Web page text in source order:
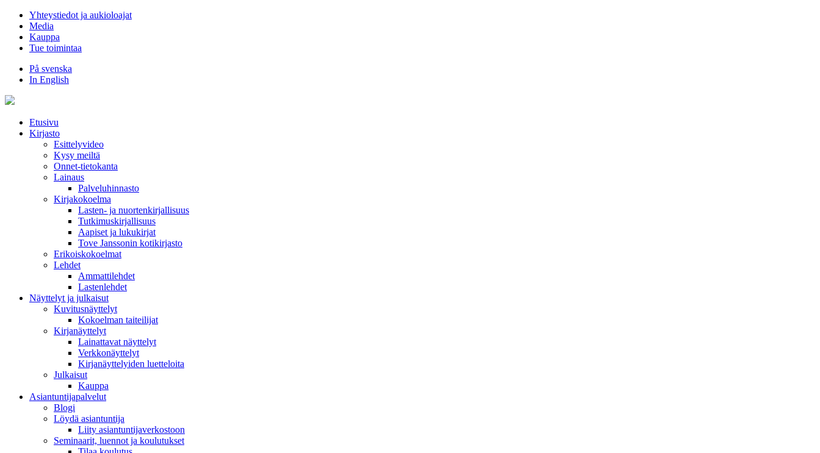
Hyppää
sisältöön
Yhteystiedot ja aukioloajat
Media
Kauppa
Tue toimintaa
På svenska
In English
Etusivu
Kirjasto
Esittelyvideo
Kysy meiltä
Onnet-tietokanta
Lainaus
Palveluhinnasto
Kirjakokoelma
Lasten- ja nuortenkirjallisuus
Tutkimuskirjallisuus
Aapiset ja lukukirjat
Tove Janssonin kotikirjasto
Erikoiskokoelmat
Lehdet
Ammattilehdet
Lastenlehdet
Näyttelyt ja julkaisut
Kuvitusnäyttelyt
Kokoelman taiteilijat
Kirjanäyttelyt
Lainattavat näyttelyt
Verkkonäyttelyt
Kirjanäyttelyiden luetteloita
Julkaisut
Kauppa
Asiantuntija­palvelut
Blogi
Löydä asiantuntija
Liity asiantuntijaverkostoon
Seminaarit, luennot ja koulutukset